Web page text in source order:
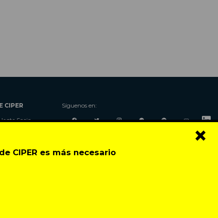
CIPER es más necesario
×
CIPER
Socio
Contacto
Síguenos en: